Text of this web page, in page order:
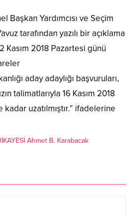
Başkan Yardımcısı ve Seçim
tarafından yazılı bir açıklama
Kasım 2018 Pazartesi günü
aday adaylığı başvuruları,
talimatlarıyla 16 Kasım 2018
kadar uzatılmıştır.” ifadelerine